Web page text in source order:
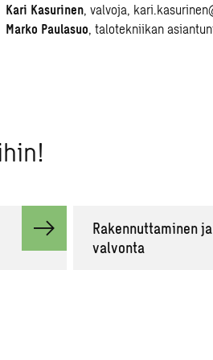
Kari Kasurinen, valvoja,
Marko Paulasuo, talotekniikan
Rakennuttaminen ja
valvonta